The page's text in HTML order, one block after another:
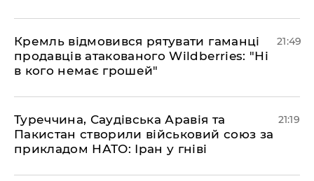
​Кремль відмовився рятувати гаманці
продавців атакованого Wildberries: "Ні
в кого немає грошей"
21:49
​Туреччина, Саудівська Аравія та
Пакистан створили військовий союз за
прикладом НАТО: Іран у гніві
21:19